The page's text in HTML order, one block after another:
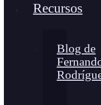
Recursos
Blog de